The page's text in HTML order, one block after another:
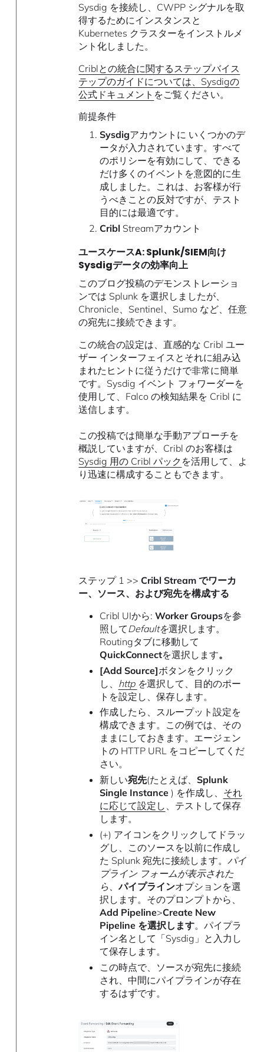
Sysdig を接続し、CWPP シグナルを取
得するためにインスタンスと
Kubernetes クラスターをインストルメ
ント化しました。
Criblとの統合に関するステップバイス
テップのガイドについては、Sysdigの
公式ドキュメント をご覧ください。
前提条件
Sysdigアカウントに いくつかのデ
ータが入力されています。すべて
のポリシーを有効にして、できる
だけ多くのイベントを意図的に生
成しました。これは、お客様が行
うべきことの反対ですが、テスト
目的には最適です。
Cribl Streamアカウント
ユースケースA: Splunk/SIEM向け
Sysdigデータの効率向上
このブログ投稿のデモンストレーショ
ンでは Splunk を選択しましたが、
Chronicle、Sentinel、Sumo など、任意
の宛先に接続できます。
この統合の設定は、直感的な Cribl ユー
ザー インターフェイスとそれに組み込
まれたヒントに従うだけで非常に簡単
です。Sysdig イベント フォワーダーを
使用して、Falco の検知結果を Cribl に
送信します。
この投稿では簡単な手動アプローチを
概説していますが、Cribl のお客様は
Sysdig 用の Cribl パック を活用して、よ
り迅速に構成することもできます。
ステップ 1 >> Cribl Stream でワーカ
ー、ソース、および宛先を構成する
Cribl UIから: Worker Groupsを参
照してDefaultを選択します。
Routingタブに移動して
QuickConnectを選択します。
[Add Source]ボタンをクリック
し、 http を選択して、目的のポー
トを設定し、保存します。
作成したら、スループット設定を
構成できます。この例では、その
ままにしておきます。エージェン
トの HTTP URL をコピーしてくだ
さい。
新しい宛先(たとえば、 Splunk
Single Instance) を作成し、 それ
に応じて設定し 、テストして保存
します。
(+) アイコンをクリックしてドラッ
グし、このソースを以前に作成し
た Splunk 宛先に接続します。 パイ
プライン フォームが表示された
ら、パイプラインオプションを選
択します。そのプロンプトから、
Add Pipeline>Create New
Pipeline を選択します。パイプラ
イン名として「Sysdig」と入力し
て保存します。
この時点で、ソースが宛先に接続
され、中間にパイプラインが存在
するはずです。